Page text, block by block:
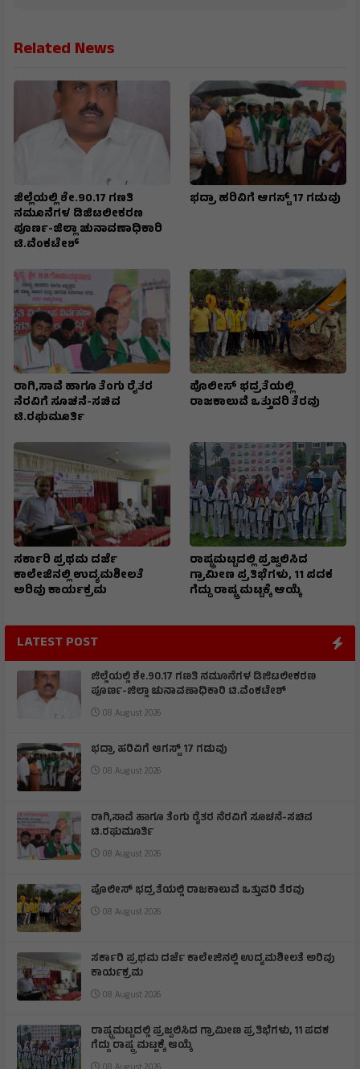
Related News
ಜಿಲ್ಲೆಯಲ್ಲಿ ಶೇ.90.17 ಗಣತಿ
ನಮೂನೆಗಳ ಡಿಜಿಟಲೀಕರಣ
ಪೂರ್ಣ-ಜಿಲ್ಲಾ ಚುನಾವಣಾಧಿಕಾರಿ
ಟಿ.ವೆಂಕಟೇಶ್
ಭದ್ರಾ ಹರಿವಿಗೆ ಆಗಸ್ಟ್ 17 ಗಡುವು
ರಾಗಿ,ಸಾವೆ ಹಾಗೂ ತೆಂಗು ರೈತರ
ನೆರವಿಗೆ ಸೂಚನೆ-ಸಚಿವ
ಟಿ.ರಘುಮೂರ್ತಿ
ಪೊಲೀಸ್ ಭದ್ರತೆಯಲ್ಲಿ
ರಾಜಕಾಲುವೆ ಒತ್ತುವರಿ ತೆರವು
ಸರ್ಕಾರಿ ಪ್ರಥಮ ದರ್ಜೆ
ಕಾಲೇಜಿನಲ್ಲಿ ಉದ್ಯಮಶೀಲತೆ
ಅರಿವು ಕಾರ್ಯಕ್ರಮ
ರಾಷ್ಟ್ರಮಟ್ಟದಲ್ಲಿ ಪ್ರಜ್ವಲಿಸಿದ
ಗ್ರಾಮೀಣ ಪ್ರತಿಭೆಗಳು, 11 ಪದಕ
ಗೆದ್ದು ರಾಷ್ಟ್ರ ಮಟ್ಟಕ್ಕೆ ಆಯ್ಕೆ
LATEST POST
ಜಿಲ್ಲೆಯಲ್ಲಿ ಶೇ.90.17 ಗಣತಿ ನಮೂನೆಗಳ ಡಿಜಿಟಲೀಕರಣ
ಪೂರ್ಣ-ಜಿಲ್ಲಾ ಚುನಾವಣಾಧಿಕಾರಿ ಟಿ.ವೆಂಕಟೇಶ್
08 August 2026
ಭದ್ರಾ ಹರಿವಿಗೆ ಆಗಸ್ಟ್ 17 ಗಡುವು
08 August 2026
ರಾಗಿ,ಸಾವೆ ಹಾಗೂ ತೆಂಗು ರೈತರ ನೆರವಿಗೆ ಸೂಚನೆ-ಸಚಿವ
ಟಿ.ರಘುಮೂರ್ತಿ
08 August 2026
ಪೊಲೀಸ್ ಭದ್ರತೆಯಲ್ಲಿ ರಾಜಕಾಲುವೆ ಒತ್ತುವರಿ ತೆರವು
08 August 2026
ಸರ್ಕಾರಿ ಪ್ರಥಮ ದರ್ಜೆ ಕಾಲೇಜಿನಲ್ಲಿ ಉದ್ಯಮಶೀಲತೆ ಅರಿವು
ಕಾರ್ಯಕ್ರಮ
08 August 2026
ರಾಷ್ಟ್ರಮಟ್ಟದಲ್ಲಿ ಪ್ರಜ್ವಲಿಸಿದ ಗ್ರಾಮೀಣ ಪ್ರತಿಭೆಗಳು, 11 ಪದಕ
ಗೆದ್ದು ರಾಷ್ಟ್ರ ಮಟ್ಟಕ್ಕೆ ಆಯ್ಕೆ